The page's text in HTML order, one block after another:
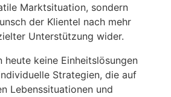
Marktsituation, sondern
der Klientel nach mehr
Unterstützung wider.
heute keine Einheitslösungen
Strategien, die auf
Lebenssituationen und